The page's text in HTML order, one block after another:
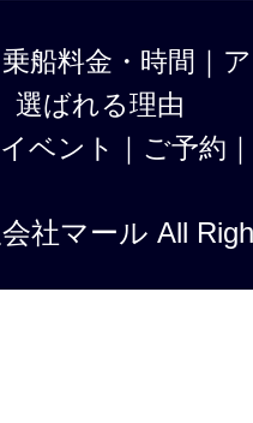
乗船料金・時間 ｜
選ばれる理由
イベント ｜ ご予約 ｜
社マール All